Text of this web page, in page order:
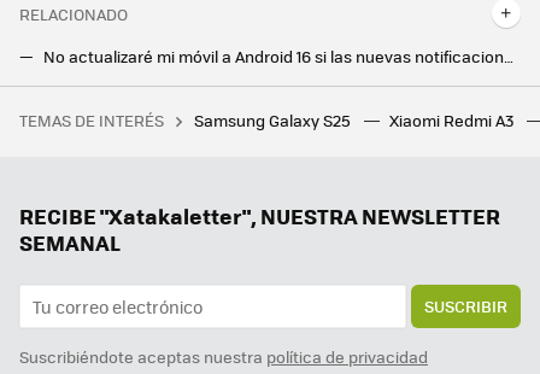
RELACIONADO
Android TV tiene varios ajustes para que tu tele suene mucho mejor. Merece la pena configurarlos
Hemos probado la IA conversacional de Sesame. Es la experiencia más cercana a una "voz humana" que hemos visto
TEMAS DE INTERÉS Samsung Galaxy S25 Xiaomi Redmi A3
RECIBE "Xatakaletter", NUESTRA NEWSLETTER
SEMANAL
SUSCRIBIR
Suscribiéndote aceptas nuestra política de privacidad